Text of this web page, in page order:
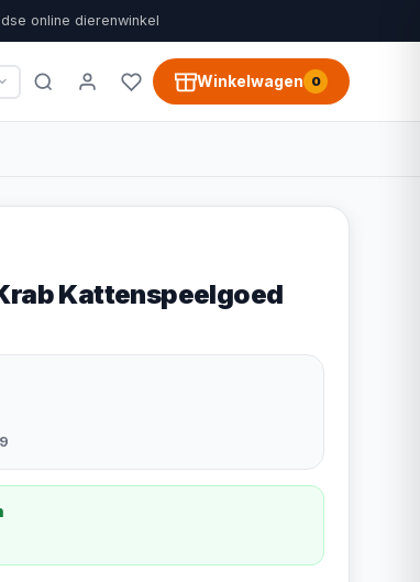
online dierenwinkel
Winkelwagen 0
Kattenspeelgoed